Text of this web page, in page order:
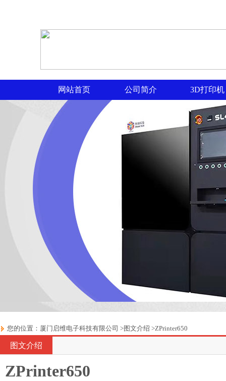
网站首页 公司简介 3D打印机
您的位置： 厦门启维电子科技有限公司 >图文介绍 >ZPrinter650
图文介绍
ZPrinter650